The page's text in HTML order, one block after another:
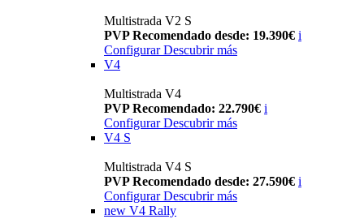
Multistrada V2 S
PVP Recomendado desde: 19.390€ i
Configurar Descubrir más
V4
Multistrada V4
PVP Recomendado: 22.790€ i
Configurar Descubrir más
V4 S
Multistrada V4 S
PVP Recomendado desde: 27.590€ i
Configurar Descubrir más
new V4 Rally